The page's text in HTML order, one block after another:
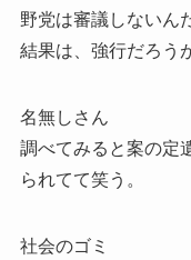
野党は審議しないん
結果は、強行だろう
名無しさん
調べてみると案の定
られてて笑う。
社会のゴミ